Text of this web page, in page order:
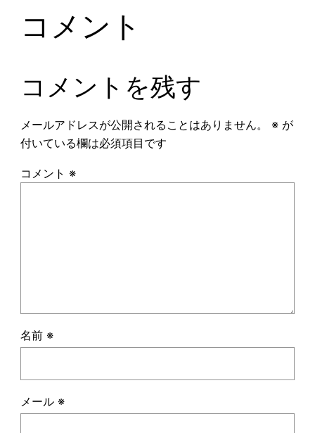
コメント
コメントを残す
メールアドレスが公開されることはありません。 ※が
付いている欄は必須項目です
コメント ※
名前 ※
メール ※